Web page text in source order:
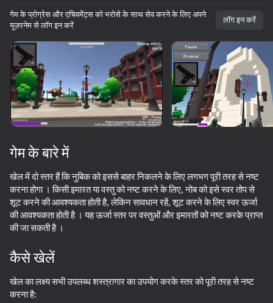
डिवाइस घुमाएँ
यह गेम केवल लैंडस्केप
ओरिएंटेशन का समर्थन करता है
61
64
64
51
लोड हो रहा है
गेम के प्रोग्रेस और एचिवमेंट्स को भरोसे के साथ सेव करने के लिए अपने
यूज़रनेम से लॉग इन करें
लॉग इन करें
गेम के बारे में
खेल में दो स्तर हैं कि नुबिक को इससे बाहर निकलने के लिए लगभग पूरी तरह से नष्ट
करना होगा । किसी इमारत या वस्तु को नष्ट करने के लिए, नोब को इसे स्वर तोप से
शूट करने की आवश्यकता होती है, लेकिन सावधान रहें, शूट करने के लिए स्वर ऊर्जा
की आवश्यकता होती है । यह ऊर्जा स्तर पर वस्तुओं और इमारतों को नष्ट करके प्राप्त
की जा सकती है ।
कैसे खेलें
खेल का लक्ष्य सभी उपलब्ध शस्त्रागार का उपयोग करके स्तर को पूरी तरह से नष्ट
करना है: